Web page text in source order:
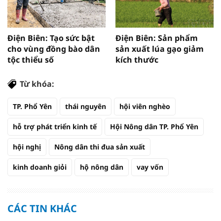
Điện Biên: Tạo sức bật
cho vùng đồng bào dân
tộc thiểu số
Điện Biên: Sản phẩm
sản xuất lúa gạo giảm
kích thước
Từ khóa:
TP. Phổ Yên thái nguyên hội viên nghèo
hỗ trợ phát triển kinh tế Hội Nông dân TP. Phổ Yên
hội nghị Nông dân thi đua sản xuất
kinh doanh giỏi hộ nông dân vay vốn
CÁC TIN KHÁC